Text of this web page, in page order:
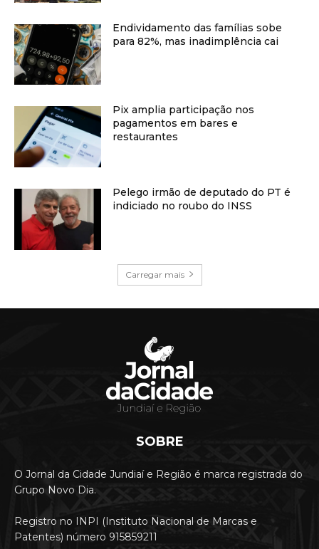
Endividamento das famílias sobe
para 82%, mas inadimplência cai
Pix amplia participação nos
pagamentos em bares e
restaurantes
Pelego irmão de deputado do PT é
indiciado no roubo do INSS
Carregar mais
SOBRE
O Jornal da Cidade Jundiaí e Região é marca registrada do
Grupo Novo Dia.
Registro no INPI (Instituto Nacional de Marcas e
Patentes) número 915859211